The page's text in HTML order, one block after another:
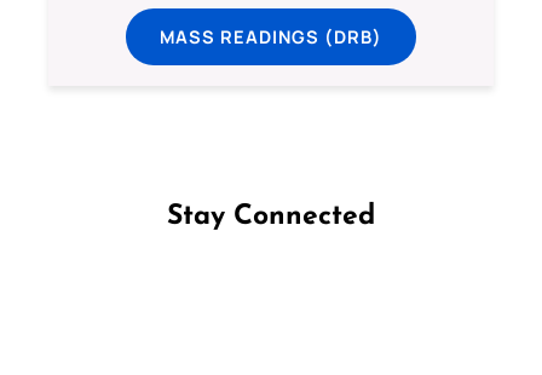
MASS READINGS (DRB)
Stay Connected